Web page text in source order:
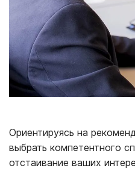
Ориентируясь на
выбрать компетентного
отстаивание ваших